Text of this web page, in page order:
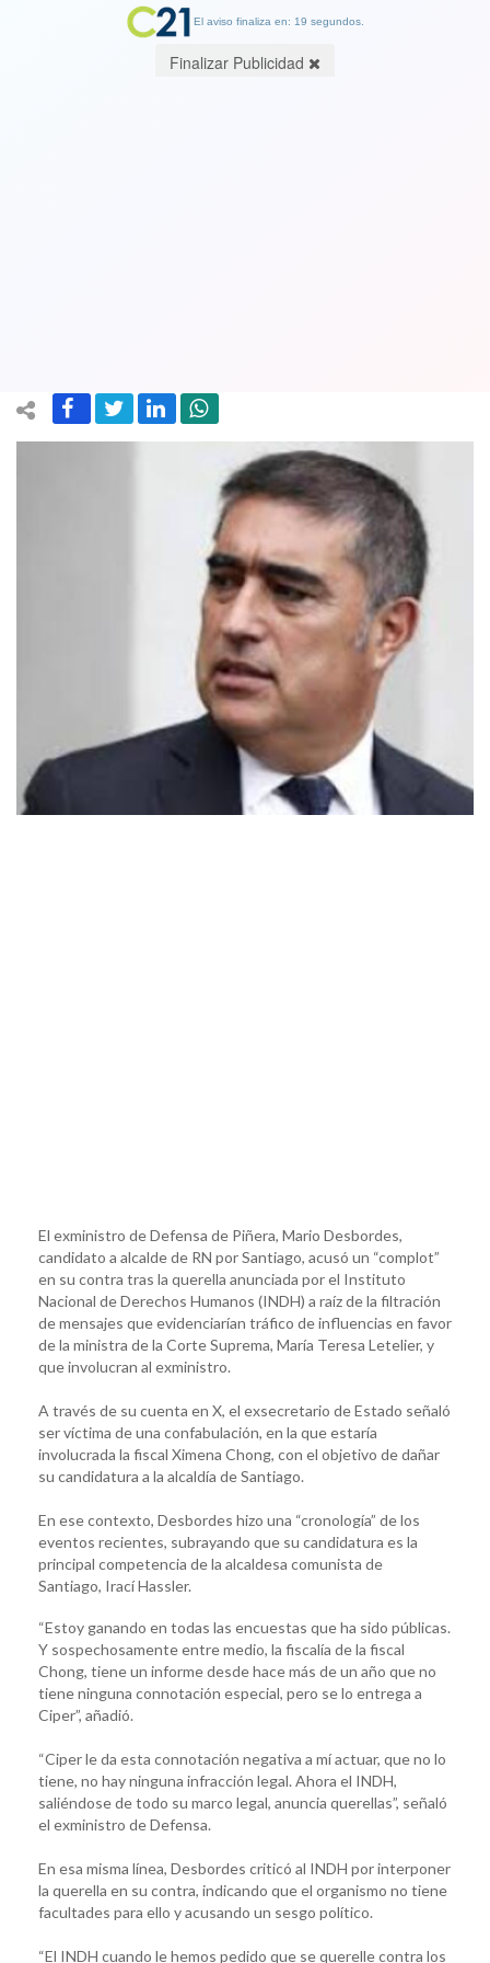
El exministro de Defensa de Piñera, Mario Desbordes,
candidato a alcalde de RN por Santiago, acusó un “complot”
en su contra tras la querella anunciada por el Instituto
Nacional de Derechos Humanos (INDH) a raíz de la filtración
de mensajes que evidenciarían tráfico de influencias en favor
de la ministra de la Corte Suprema, María Teresa Letelier, y
que involucran al exministro.
A través de su cuenta en X, el exsecretario de Estado señaló
ser víctima de una confabulación, en la que estaría
involucrada la fiscal Ximena Chong, con el objetivo de dañar
su candidatura a la alcaldía de Santiago.
En ese contexto, Desbordes hizo una “cronología” de los
eventos recientes, subrayando que su candidatura es la
principal competencia de la alcaldesa comunista de
Santiago, Irací Hassler.
“Estoy ganando en todas las encuestas que ha sido públicas.
Y sospechosamente entre medio, la fiscalía de la fiscal
Chong, tiene un informe desde hace más de un año que no
tiene ninguna connotación especial, pero se lo entrega a
Ciper”, añadió.
“Ciper le da esta connotación negativa a mí actuar, que no lo
tiene, no hay ninguna infracción legal. Ahora el INDH,
saliéndose de todo su marco legal, anuncia querellas”, señaló
el exministro de Defensa.
En esa misma línea, Desbordes criticó al INDH por interponer
la querella en su contra, indicando que el organismo no tiene
facultades para ello y acusando un sesgo político.
“El INDH cuando le hemos pedido que se querelle contra los
El aviso finaliza en: 19 segundos.
Finalizar Publicidad